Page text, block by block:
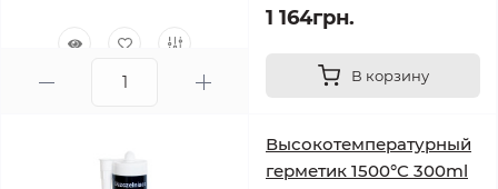
1 164грн.
В корзину
Высокотемпературный
герметик 1500°C 300ml